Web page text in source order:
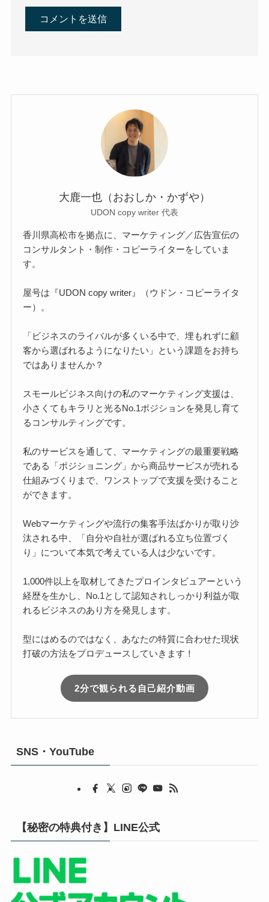
大鹿一也（おおしか・かずや）
UDON copy writer 代表
香川県高松市を拠点に、マーケティング／広告宣伝の
コンサルタント・制作・コピーライターをしていま
す。
屋号は『UDON copy writer』（ウドン・コピーライタ
ー）。
「ビジネスのライバルが多くいる中で、埋もれずに顧
客から選ばれるようになりたい」という課題をお持ち
ではありませんか？
スモールビジネス向けの私のマーケティング支援は、
小さくてもキラリと光るNo.1ポジションを発見し育て
るコンサルティングです。
私のサービスを通して、マーケティングの最重要戦略
である「ポジショニング」から商品サービスが売れる
仕組みづくりまで、ワンストップで支援を受けること
ができます。
Webマーケティングや流行の集客手法ばかりが取り沙
汰される中、「自分や自社が選ばれる立ち位置づく
り」について本気で考えている人は少ないです。
1,000件以上を取材してきたプロインタビュアーという
経歴を生かし、No.1として認知されしっかり利益が取
れるビジネスのあり方を発見します。
型にはめるのではなく、あなたの特質に合わせた現状
打破の方法をプロデュースしていきます！
2分で観られる自己紹介動画
SNS・YouTube
【秘密の特典付き】LINE公式